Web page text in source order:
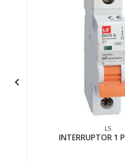
LS
INTERRUPTOR 1